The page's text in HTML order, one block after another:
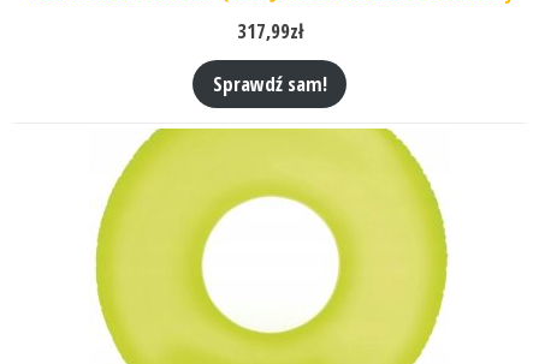
317,99zł
Sprawdź sam!